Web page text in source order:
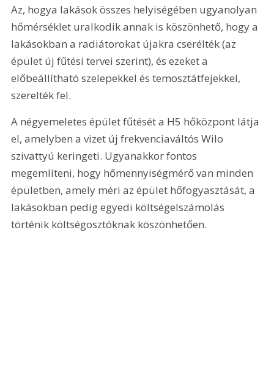
Az, hogya lakások összes helyiségében ugyanolyan
hőmérséklet uralkodik annak is köszönhető, hogy a
lakásokban a radiátorokat újakra cserélték (az
épület új fűtési tervei szerint), és ezeket a
előbeállítható szelepekkel és temosztátfejekkel,
szerelték fel.
A négyemeletes épület fűtését a H5 hőközpont látja
el, amelyben a vizet új frekvenciaváltós Wilo
szivattyú keringeti. Ugyanakkor fontos
megemlíteni, hogy hőmennyiségmérő van minden
épületben, amely méri az épület hőfogyasztását, a
lakásokban pedig egyedi költségelszámolás
történik költségosztóknak köszönhetően.